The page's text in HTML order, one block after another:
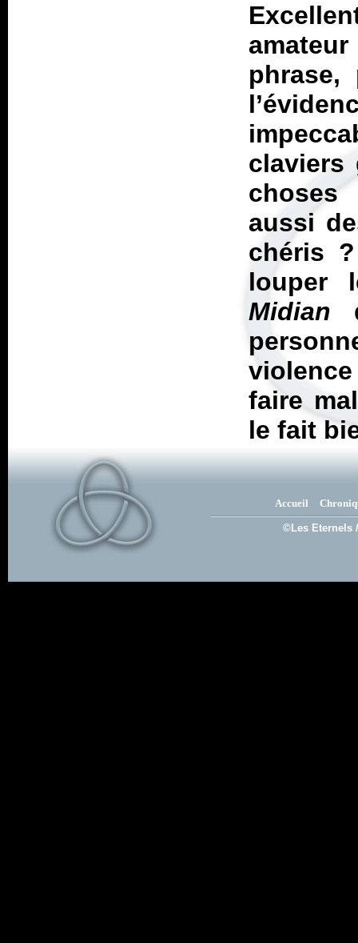
phrase,
claviers
aussi
chéris
louper
Midian
faire
le fait
Accueil
©Les Eternels